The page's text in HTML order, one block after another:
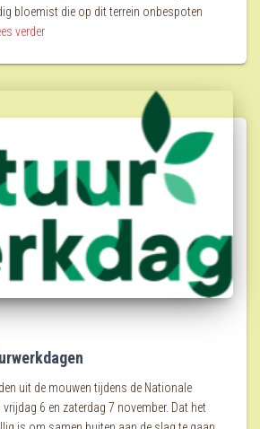
bloemist die op dit terrein onbespoten
verder
uit de mouwen tijdens de Nationale
6 en zaterdag 7 november. Dat het